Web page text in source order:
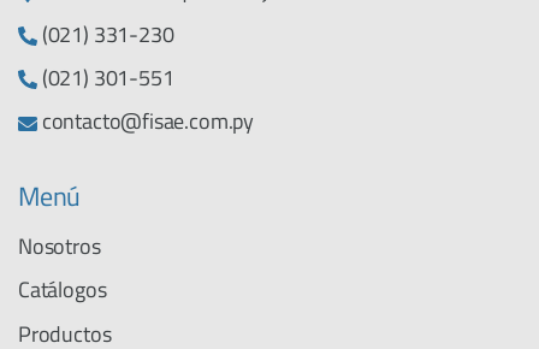
(021) 331-230
(021) 301-551
contacto@fisae.com.py
Menú
Nosotros
Catálogos
Productos